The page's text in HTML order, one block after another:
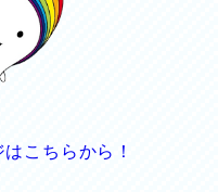
こちらから！